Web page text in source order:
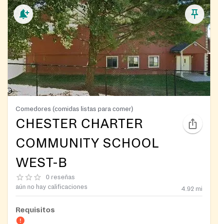
Comedores (comidas listas para comer)
CHESTER CHARTER
COMMUNITY SCHOOL
WEST-B
0 reseñas
aún no hay calificaciones
4.92 mi
Requisitos